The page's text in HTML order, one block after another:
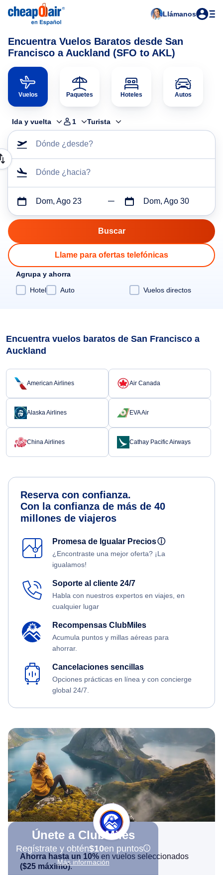
Llámanos
Encuentra Vuelos Baratos desde San
Francisco a Auckland (SFO to AKL)
Vuelos Paquetes Hoteles Autos
Ida y vuelta 1 Turista
Dónde ¿desde?
Dónde ¿hacia?
Dom, Ago 23 Dom, Ago 30
Llame para ofertas telefónicas
Agrupa y ahorra
Hotel
Auto Vuelos directos
Encuentra vuelos baratos de San Francisco a
Auckland
American Airlines Air Canada
Alaska Airlines EVA Air
China Airlines Cathay Pacific Airways
Reserva con confianza.
Con la confianza de más de 40
millones de viajeros
Promesa de Igualar Preciosⓘ
¿Encontraste una mejor oferta? ¡La
igualamos!
Soporte al cliente 24/7
Habla con nuestros expertos en viajes, en
cualquier lugar
Recompensas ClubMiles
Acumula puntos y millas aéreas para
ahorrar.
Cancelaciones sencillas
Opciones prácticas en línea y con concierge
global 24/7.
Únete a ClubMiles
Regístrate y obtén$10en puntos
Más información
Ahorra hasta un 10% en vuelos seleccionados
($25 máximo).